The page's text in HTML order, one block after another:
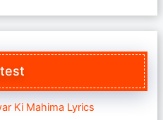
Ki Mahima Lyrics